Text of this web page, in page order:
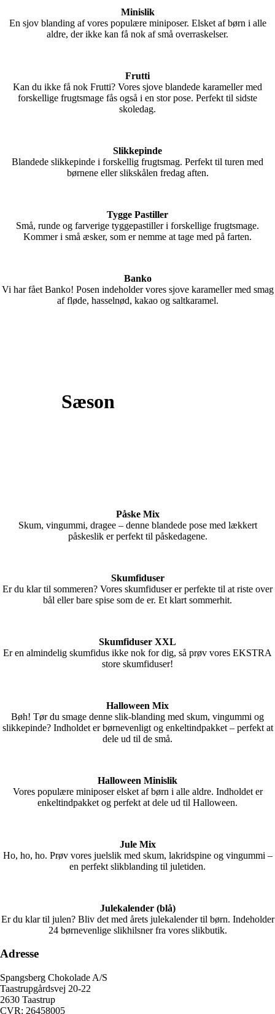
Minislik
En sjov blanding af vores populære miniposer. Elsket af børn i alle
aldre, der ikke kan få nok af små overraskelser.
Frutti
Kan du ikke få nok Frutti? Vores sjove blandede karameller med
forskellige frugtsmage fås også i en stor pose. Perfekt til sidste
skoledag.
Slikkepinde
Blandede slikkepinde i forskellig frugtsmag. Perfekt til turen med
børnene eller slikskålen fredag aften.
Tygge Pastiller
Små, runde og farverige tyggepastiller i forskellige frugtsmage.
Kommer i små æsker, som er nemme at tage med på farten.
Banko
Vi har fået Banko! Posen indeholder vores sjove karameller med smag
af fløde, hasselnød, kakao og saltkaramel.
Sæson
Påske Mix
Skum, vingummi, dragee – denne blandede pose med lækkert
påskeslik er perfekt til påskedagene.
Skumfiduser
Er du klar til sommeren? Vores skumfiduser er perfekte til at riste over
bål eller bare spise som de er. Et klart sommerhit.
Skumfiduser XXL
Er en almindelig skumfidus ikke nok for dig, så prøv vores EKSTRA
store skumfiduser!
Halloween Mix
Bøh! Tør du smage denne slik-blanding med skum, vingummi og
slikkepinde? Indholdet er børnevenligt og enkeltindpakket – perfekt at
dele ud til de små.
Halloween Minislik
Vores populære miniposer elsket af børn i alle aldre. Indholdet er
enkeltindpakket og perfekt at dele ud til Halloween.
Jule Mix
Ho, ho, ho. Prøv vores juelslik med skum, lakridspine og vingummi –
en perfekt slikblanding til juletiden.
Julekalender (blå)
Er du klar til julen? Bliv det med årets julekalender til børn. Indeholder
24 børnevenlige slikhilsner fra vores slikbutik.
Adresse
Spangsberg Chokolade A/S
Taastrupgårdsvej 20-22
2630 Taastrup
CVR: 26458005